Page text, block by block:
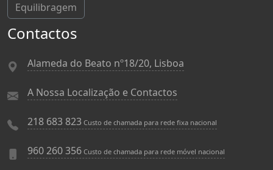
Equilibragem
Contactos
Alameda do Beato nº18/20, Lisboa
A Nossa Localização e Contactos
218 683 823 Custo de chamada para rede fixa nacional
960 260 356 Custo de chamada para rede móvel nacional